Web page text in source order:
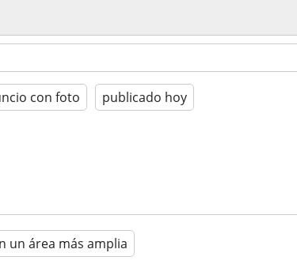
con foto publicado hoy
un área más amplia